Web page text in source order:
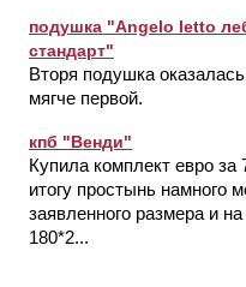
подушка "Angelo letto
стандарт"
Вторя подушка
мягче первой.
кпб "Венди"
Купила комплект евро за
итогу простынь намного
заявленного размера и
180*2...